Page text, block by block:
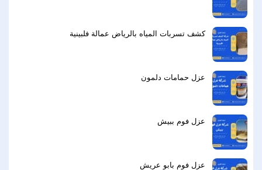
كشف تسربات المياه بالرياض عمالة فلبينية
عزل حمامات دلمون
عزل فوم ببيش
عزل فوم بابو عريش